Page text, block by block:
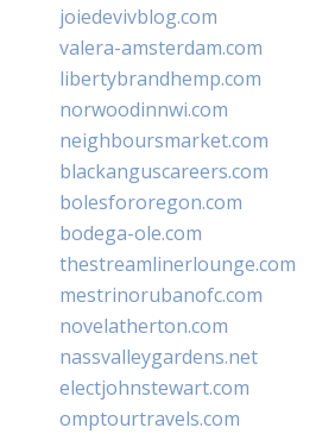
joiedevivblog.com
valera-amsterdam.com
libertybrandhemp.com
norwoodinnwi.com
neighboursmarket.com
blackanguscareers.com
bolesfororegon.com
bodega-ole.com
thestreamlinerlounge.com
mestrinorubanofc.com
novelatherton.com
nassvalleygardens.net
electjohnstewart.com
omptourtravels.com